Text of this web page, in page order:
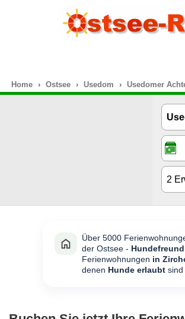
Home Ostsee Usedom Usedomer
Über 5000
der Ostsee -
Ferienwohnungen in
denen Hunde erlaubt sind